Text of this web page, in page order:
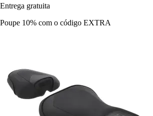
Entrega gratuita
Poupe 10% com o código EXTRA